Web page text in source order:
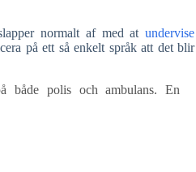
normalt af med at undervise
på ett så enkelt språk att det blir
både polis och ambulans. En